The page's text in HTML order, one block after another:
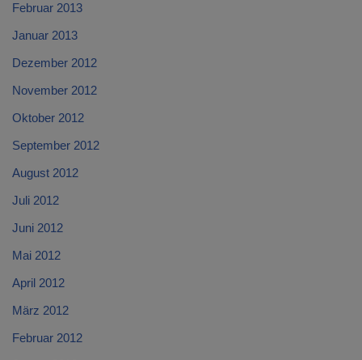
Februar 2013
Januar 2013
Dezember 2012
November 2012
Oktober 2012
September 2012
August 2012
Juli 2012
Juni 2012
Mai 2012
April 2012
März 2012
Februar 2012